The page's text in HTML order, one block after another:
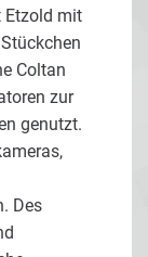
Etzold mit
Coltan
zur
genutzt.
Des